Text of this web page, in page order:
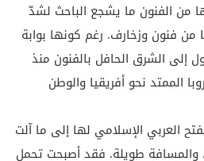
من الفنون ما يشجع الباحث لشدّ
من فنون وزخارف. رغم كونها بوابة
إلى الشرق الحافل بالفنون منذ
الممتد نحو أفريقيا والوطن
العربي الإسلامي لها إلى ما آلت
والمسافة طويلة. فقد أصبحت تحمل